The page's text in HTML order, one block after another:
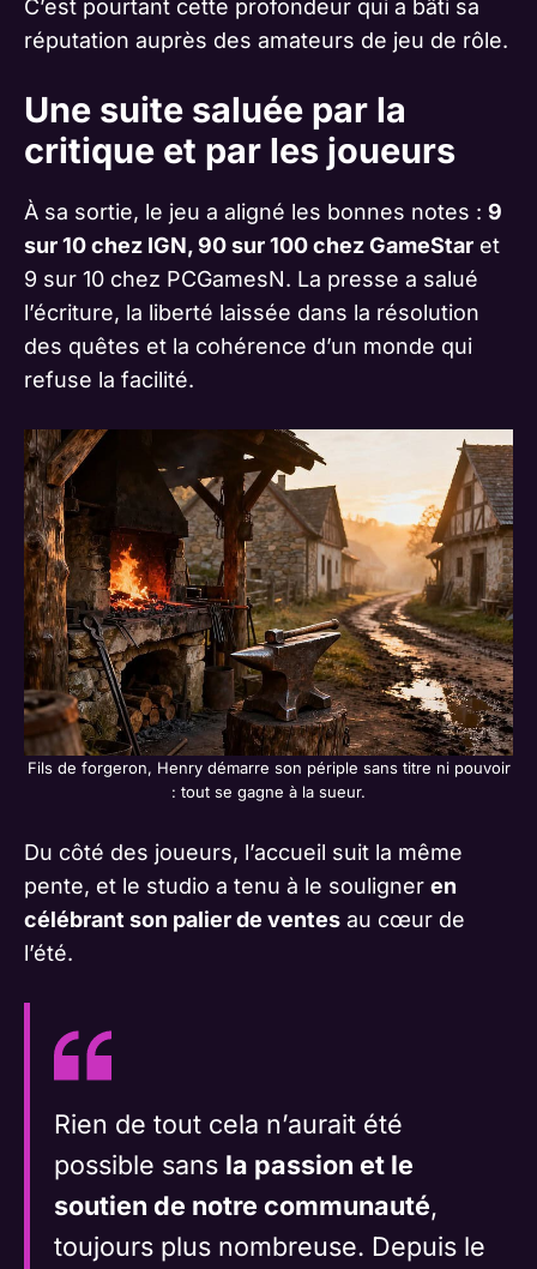
C’est pourtant cette profondeur qui a bâti sa
réputation auprès des amateurs de jeu de rôle.
Une suite saluée par la
critique et par les joueurs
À sa sortie, le jeu a aligné les bonnes notes : 9
sur 10 chez IGN, 90 sur 100 chez GameStar et
9 sur 10 chez PCGamesN. La presse a salué
l’écriture, la liberté laissée dans la résolution
des quêtes et la cohérence d’un monde qui
refuse la facilité.
Fils de forgeron, Henry démarre son périple sans titre ni pouvoir
: tout se gagne à la sueur.
Du côté des joueurs, l’accueil suit la même
pente, et le studio a tenu à le souligner en
célébrant son palier de ventes au cœur de
l’été.
Rien de tout cela n’aurait été
possible sans la passion et le
soutien de notre communauté,
toujours plus nombreuse. Depuis le